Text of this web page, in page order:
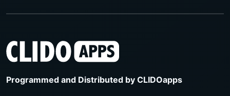
Programmed and Distributed by CLIDOapps